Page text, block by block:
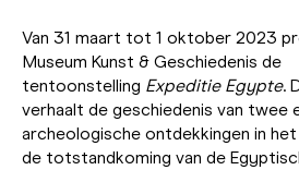
Van 31 maart tot 1 oktober 2023
Museum Kunst & Geschiedenis de
tentoonstelling Expeditie Egypte.
verhaalt de geschiedenis van twee
archeologische ontdekkingen in het
de totstandkoming van de